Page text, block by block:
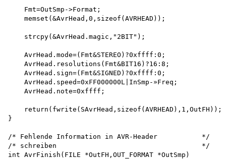
    Fmt=OutSmp->Format;
    memset(&AvrHead,0,sizeof(AVRHEAD));
    strcpy(&AvrHead.magic,"2BIT");
    AvrHead.mode=(Fmt&STEREO)?0xffff:0;
    AvrHead.resolutions(Fmt&BIT16)?16:8;
    AvrHead.sign=(Fmt&SIGNED)?0xffff:0;
    AvrHead.speed=0xFF000000L|InSmp-»Freq;
    AvrHead.note=0xffff;
    return(fwrite(SAvrHead,sizeof(AVRHEAD),1,OutFH));
}
/* Fehlende Information in AVR-Header           */
/* schreiben                                    */
int AvrFinish(FILE *OutFH,OUT_FORMAT *OutSmp)